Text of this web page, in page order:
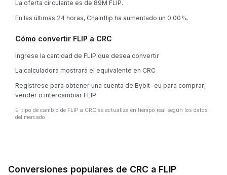
La oferta circulante es de 89M FLIP.
En las últimas 24 horas, Chainflip ha aumentado un 0.00%.
Cómo convertir FLIP a CRC
Ingrese la cantidad de FLIP que desea convertir
La calculadora mostrará el equivalente en CRC
Regístrese para obtener una cuenta de Bybit-eu para comprar,
vender o intercambiar FLIP
El tipo de cambio de FLIP a CRC se actualiza en tiempo real según los datos
del mercado.
Conversiones populares de CRC a FLIP